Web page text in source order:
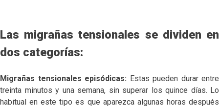
Las migrañas tensionales se dividen en
dos categorías:
Migrañas tensionales episódicas: Estas pueden durar entre
treinta minutos y una semana, sin superar los quince días. Lo
habitual en este tipo es que aparezca algunas horas después